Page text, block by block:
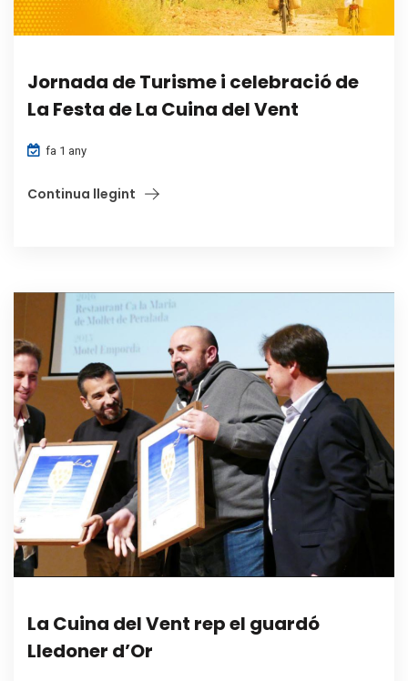
Jornada de Turisme i celebració de
La Festa de La Cuina del Vent
fa 1 any
Continua llegint
La Cuina del Vent rep el guardó
Lledoner d’Or